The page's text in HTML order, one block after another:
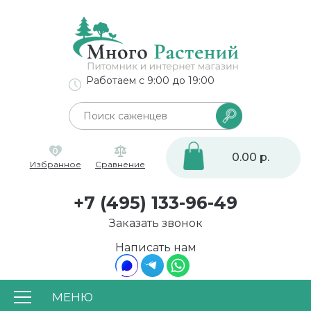
МЕНЮ
Написать нам
Работаем с 9:00 до 19:00
0
Избранное
Сравнение
0.00 р.
+7 (495) 133-96-49
Заказать звонок